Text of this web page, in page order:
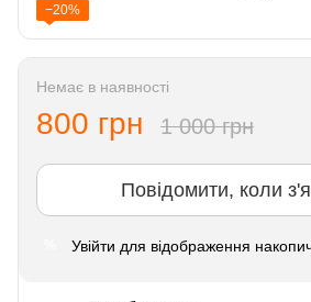
−20%
Немає в наявності
800 грн 1 000 грн
Повідомити, коли
Увійти для відображення